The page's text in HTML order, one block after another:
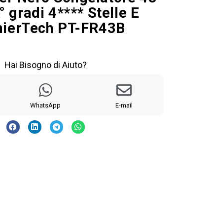
gradi 4**** Stelle E
PT-FR43B
Hai Bisogno di Aiuto?
WhatsApp E-mail